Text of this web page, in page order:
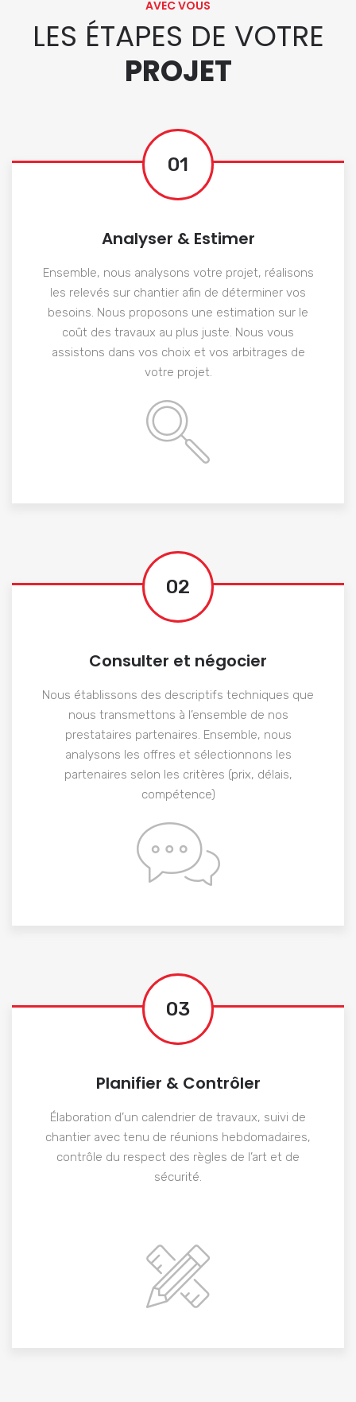
AVEC VOUS
LES ÉTAPES DE VOTRE
PROJET
01
Analyser & Estimer
Ensemble, nous analysons votre projet, réalisons
les relevés sur chantier afin de déterminer vos
besoins. Nous proposons une estimation sur le
coût des travaux au plus juste. Nous vous
assistons dans vos choix et vos arbitrages de
votre projet.
02
Consulter et négocier
Nous établissons des descriptifs techniques que
nous transmettons à l’ensemble de nos
prestataires partenaires. Ensemble, nous
analysons les offres et sélectionnons les
partenaires selon les critères (prix, délais,
compétence)
03
Planifier & Contrôler
Élaboration d’un calendrier de travaux, suivi de
chantier avec tenu de réunions hebdomadaires,
contrôle du respect des règles de l’art et de
sécurité.